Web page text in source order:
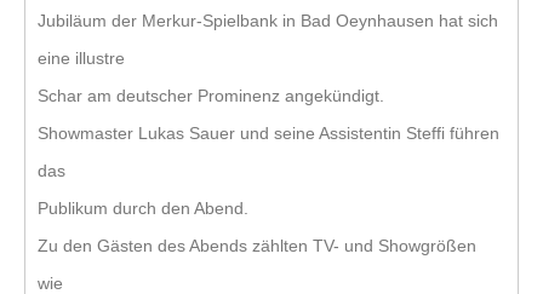
Jubiläum der Merkur-Spielbank in Bad Oeynhausen hat sich
eine illustre
Schar am deutscher Prominenz angekündigt.
Showmaster Lukas Sauer und seine Assistentin Steffi führen
das
Publikum durch den Abend.
Zu den Gästen des Abends zählten TV- und Showgrößen
wie